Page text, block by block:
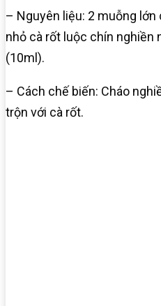
– Nguyên liệu: 2 muỗng
nhỏ cà rốt luộc chín nghiền
(10ml).
– Cách chế biến: Cháo
trộn với cà rốt.